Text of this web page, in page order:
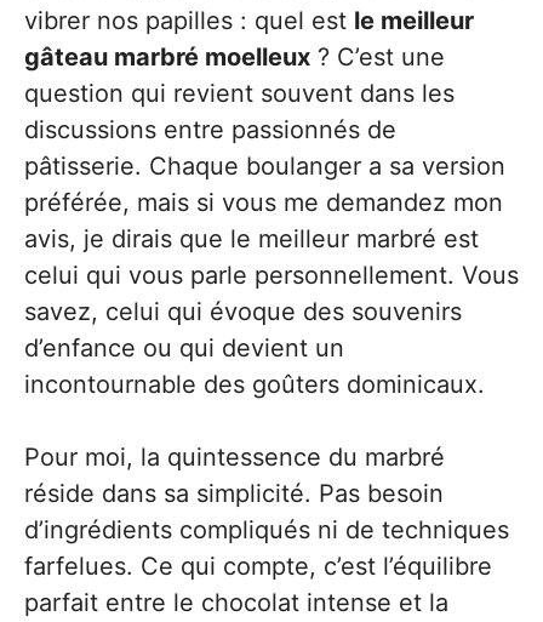
vibrer nos papilles : quel est le meilleur
gâteau marbré moelleux ? C’est une
question qui revient souvent dans les
discussions entre passionnés de
pâtisserie. Chaque boulanger a sa version
préférée, mais si vous me demandez mon
avis, je dirais que le meilleur marbré est
celui qui vous parle personnellement. Vous
savez, celui qui évoque des souvenirs
d’enfance ou qui devient un
incontournable des goûters dominicaux.
Pour moi, la quintessence du marbré
réside dans sa simplicité. Pas besoin
d’ingrédients compliqués ni de techniques
farfelues. Ce qui compte, c’est l’équilibre
parfait entre le chocolat intense et la